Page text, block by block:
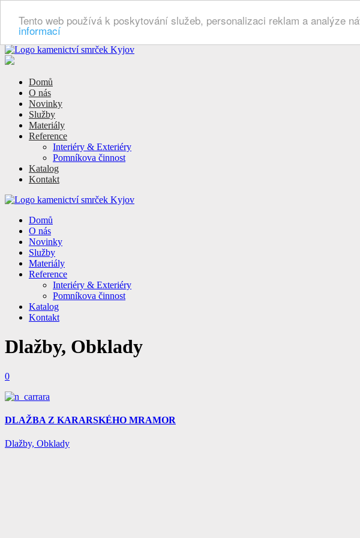
Tento web používá k poskytování služeb, personalizaci reklam a analýze
informací
Domů
O nás
Novinky
Služby
Materiály
Reference
Interiéry & Exteriéry
Pomníkova činnost
Katalog
Kontakt
Domů
O nás
Novinky
Služby
Materiály
Reference
Interiéry & Exteriéry
Pomníkova činnost
Katalog
Kontakt
Dlažby, Obklady
0
DLAŽBA Z KARARSKÉHO MRAMOR
Dlažby, Obklady